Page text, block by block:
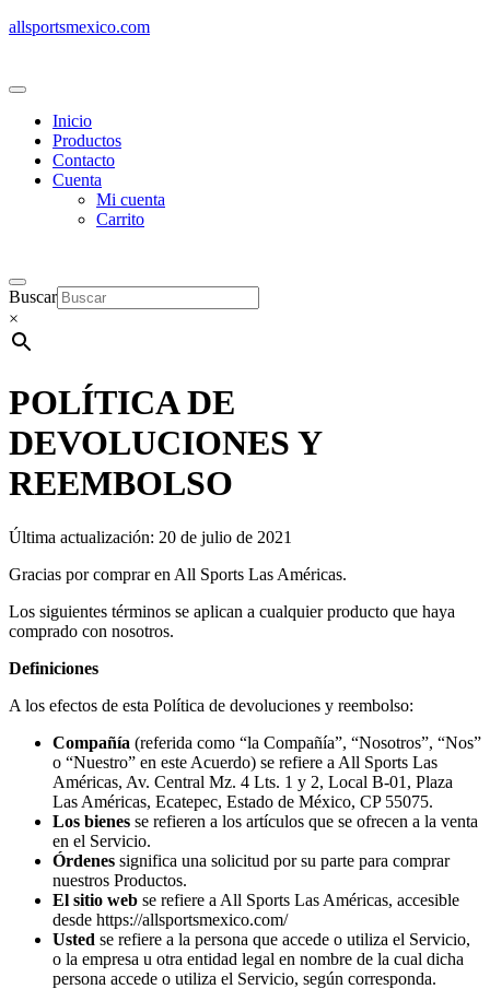
allsportsmexico.com
Inicio
Productos
Contacto
Cuenta
Mi cuenta
Carrito
Buscar
×
POLÍTICA DE
DEVOLUCIONES Y
REEMBOLSO
Última actualización: 20 de julio de 2021
Gracias por comprar en All Sports Las Américas.
Los siguientes términos se aplican a cualquier producto que haya
comprado con nosotros.
Definiciones
A los efectos de esta Política de devoluciones y reembolso:
Compañía (referida como “la Compañía”, “Nosotros”, “Nos”
o “Nuestro” en este Acuerdo) se refiere a All Sports Las
Américas, Av. Central Mz. 4 Lts. 1 y 2, Local B-01, Plaza
Las Américas, Ecatepec, Estado de México, CP 55075.
Los bienes se refieren a los artículos que se ofrecen a la venta
en el Servicio.
Órdenes significa una solicitud por su parte para comprar
nuestros Productos.
El sitio web se refiere a All Sports Las Américas, accesible
desde https://allsportsmexico.com/
Usted se refiere a la persona que accede o utiliza el Servicio,
o la empresa u otra entidad legal en nombre de la cual dicha
persona accede o utiliza el Servicio, según corresponda.